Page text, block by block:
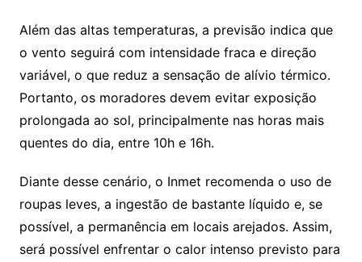
Além das altas temperaturas, a previsão indica que
o vento seguirá com intensidade fraca e direção
variável, o que reduz a sensação de alívio térmico.
Portanto, os moradores devem evitar exposição
prolongada ao sol, principalmente nas horas mais
quentes do dia, entre 10h e 16h.
Diante desse cenário, o Inmet recomenda o uso de
roupas leves, a ingestão de bastante líquido e, se
possível, a permanência em locais arejados. Assim,
será possível enfrentar o calor intenso previsto para